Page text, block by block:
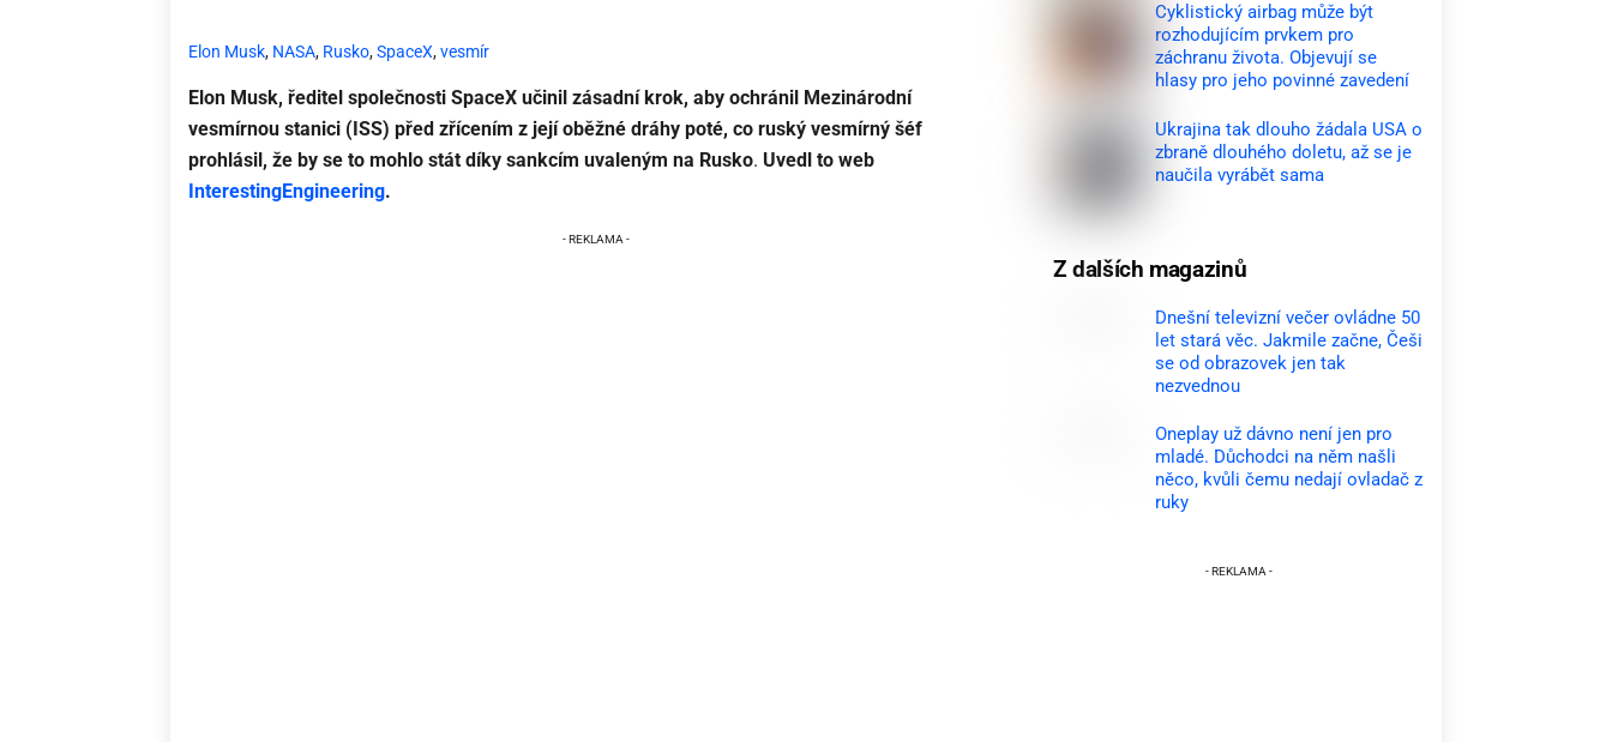
Elon Musk, NASA, Rusko,SpaceX,vesmír
Elon Musk, ředitel společnosti SpaceX učinil zásadní krok, aby ochránil Mezinárodní
vesmírnou stanici (ISS) před zřícením z její oběžné dráhy poté, co ruský vesmírný šéf
prohlásil, že by se to mohlo stát díky sankcím uvaleným na Rusko. Uvedl to web
InterestingEngineering.
Cyklistický airbag může být
rozhodujícím prvkem pro
záchranu života. Objevují se
hlasy pro jeho povinné zavedení
Ukrajina tak dlouho žádala USA o
zbraně dlouhého doletu, až se je
naučila vyrábět sama
Z dalších magazinů
Dnešní televizní večer ovládne 50
let stará věc. Jakmile začne, Češi
se od obrazovek jen tak
nezvednou
Oneplay už dávno není jen pro
mladé. Důchodci na něm našli
něco, kvůli čemu nedají ovladač z
ruky